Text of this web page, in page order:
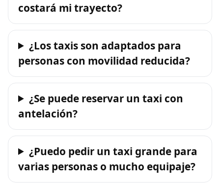
costará mi trayecto?
¿Los taxis son adaptados para
personas con movilidad reducida?
¿Se puede reservar un taxi con
antelación?
¿Puedo pedir un taxi grande para
varias personas o mucho equipaje?